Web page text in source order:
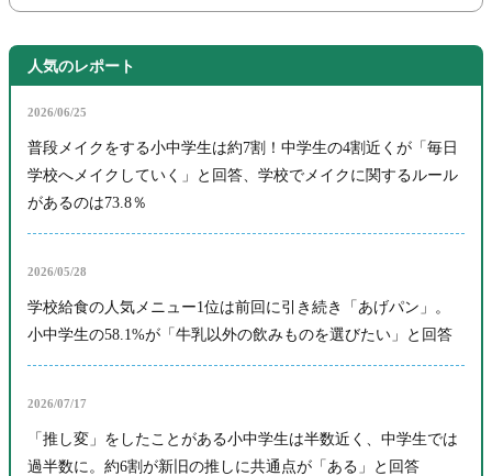
人気のレポート
2026/06/25
普段メイクをする小中学生は約7割！中学生の4割近くが「毎日
学校へメイクしていく」と回答、学校でメイクに関するルール
があるのは73.8％
2026/05/28
学校給食の人気メニュー1位は前回に引き続き「あげパン」。
小中学生の58.1%が「牛乳以外の飲みものを選びたい」と回答
2026/07/17
「推し変」をしたことがある小中学生は半数近く、中学生では
過半数に。約6割が新旧の推しに共通点が「ある」と回答